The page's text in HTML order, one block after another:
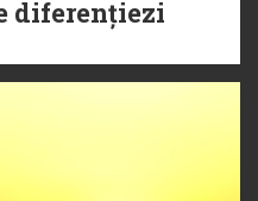
diferențiezi